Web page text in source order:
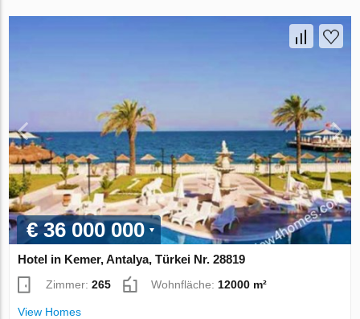
€ 36 000 000
Hotel in Kemer, Antalya, Türkei Nr. 28819
Zimmer:265 Wohnfläche: 12000 m²
View Homes